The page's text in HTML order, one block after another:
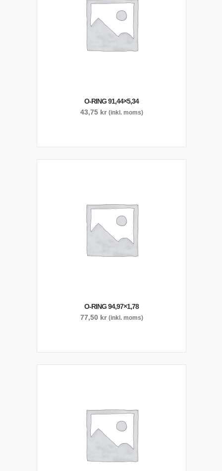
O-RING 91,44×5,34
43,75 kr (inkl. moms)
O-RING 94,97×1,78
77,50 kr (inkl. moms)